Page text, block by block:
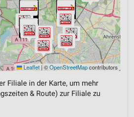
Leaflet | ©OpenStreetMapcontributors
Filiale in der Karte, um mehr
& Route) zur Filiale zu